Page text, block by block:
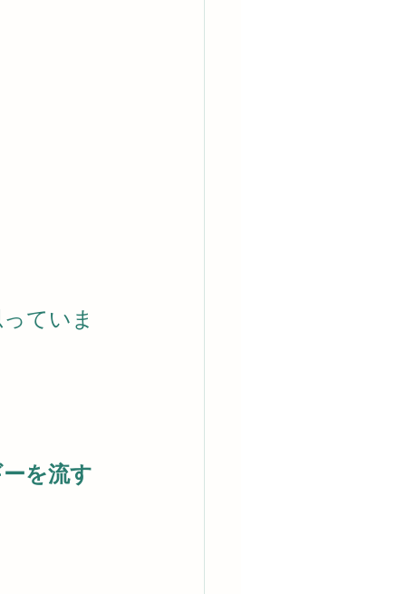
ていま
を流す